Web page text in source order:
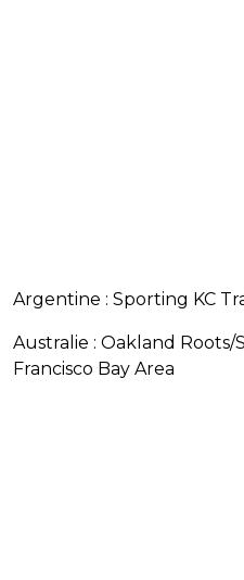
Argentine : Sporting KC
Australie : Oakland Roots/
Francisco Bay Area